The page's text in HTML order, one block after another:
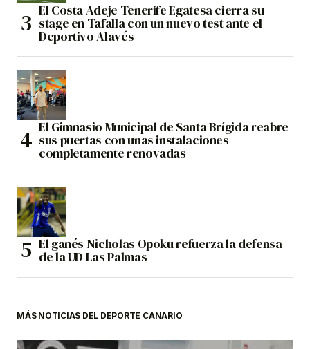
El Costa Adeje Tenerife Egatesa cierra su
stage en Tafalla con un nuevo test ante el
Deportivo Alavés
El Gimnasio Municipal de Santa Brígida reabre
sus puertas con unas instalaciones
completamente renovadas
El ganés Nicholas Opoku refuerza la defensa
de la UD Las Palmas
MÁS NOTICIAS DEL DEPORTE CANARIO